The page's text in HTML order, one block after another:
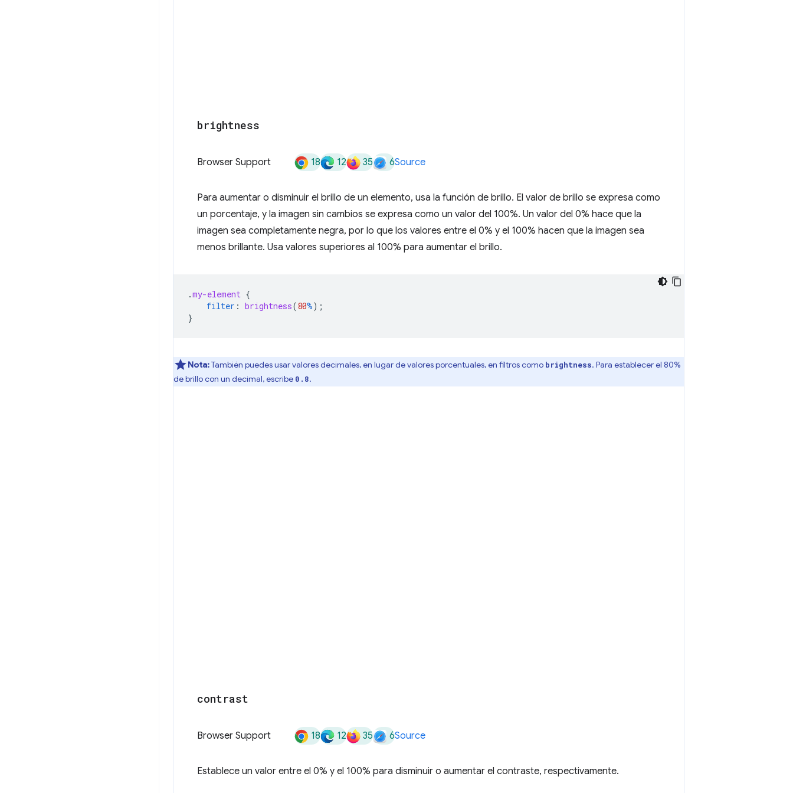
brightness
Browser Support 18 12 35 6Source
Para aumentar o disminuir el brillo de un elemento, usa la función de brillo. El valor de brillo se expresa como
un porcentaje, y la imagen sin cambios se expresa como un valor del 100%. Un valor del 0% hace que la
imagen sea completamente negra, por lo que los valores entre el 0% y el 100% hacen que la imagen sea
menos brillante. Usa valores superiores al 100% para aumentar el brillo.
.my-element {
filter : brightness(80%);
}
Nota:También puedes usar valores decimales, en lugar de valores porcentuales, en filtros como brightness. Para establecer el 80%
de brillo con un decimal, escribe 0.8.
contrast
Browser Support 18 12 35 6Source
Establece un valor entre el 0% y el 100% para disminuir o aumentar el contraste, respectivamente.